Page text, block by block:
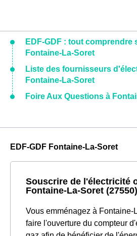
EDF-GDF : tout comprendre
Fontaine-La-Soret
Liste des fournisseurs
Fontaine-La-Soret
Foire Aux Questions à
EDF-GDF Fontaine-La-Soret
Souscrire de l'électricité
Fontaine-La-Soret (27550)
Vous emménagez à Fontaine-
faire l'ouverture du compteur